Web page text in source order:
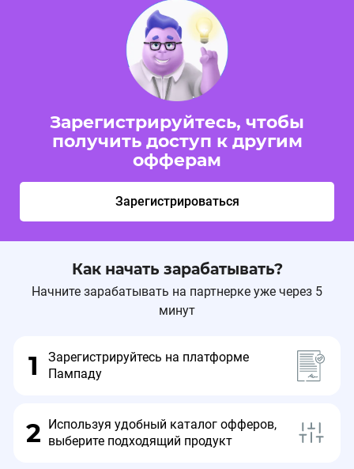
Зарегистрируйтесь, чтобы
получить доступ к другим
офферам
Зарегистрироваться
Как начать зарабатывать?
Начните зарабатывать на партнерке уже через 5
минут
1
Зарегистрируйтесь на платформе
Пампаду
2
Используя удобный каталог офферов,
выберите подходящий продукт